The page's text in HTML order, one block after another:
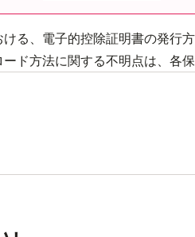
る、電子的控除証明書の発行
ド方法に関する不明点は、各